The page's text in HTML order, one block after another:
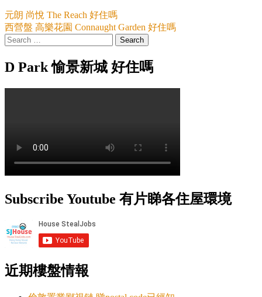
元朗 尚悅 The Reach 好住嗎
西營盤 高樂花園 Connaught Garden 好住嗎
Search
for:
D Park 愉景新城 好住嗎
Subscribe Youtube 有片睇各住屋環境
近期樓盤情報